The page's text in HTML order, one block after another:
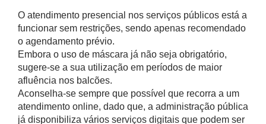
O atendimento presencial nos serviços públicos está a
funcionar sem restrições, sendo apenas recomendado
o agendamento prévio.
Embora o uso de máscara já não seja obrigatório,
sugere-se a sua utilização em períodos de maior
afluência nos balcões.
Aconselha-se sempre que possível que recorra a um
atendimento online, dado que, a administração pública
já disponibiliza vários serviços digitais que podem ser